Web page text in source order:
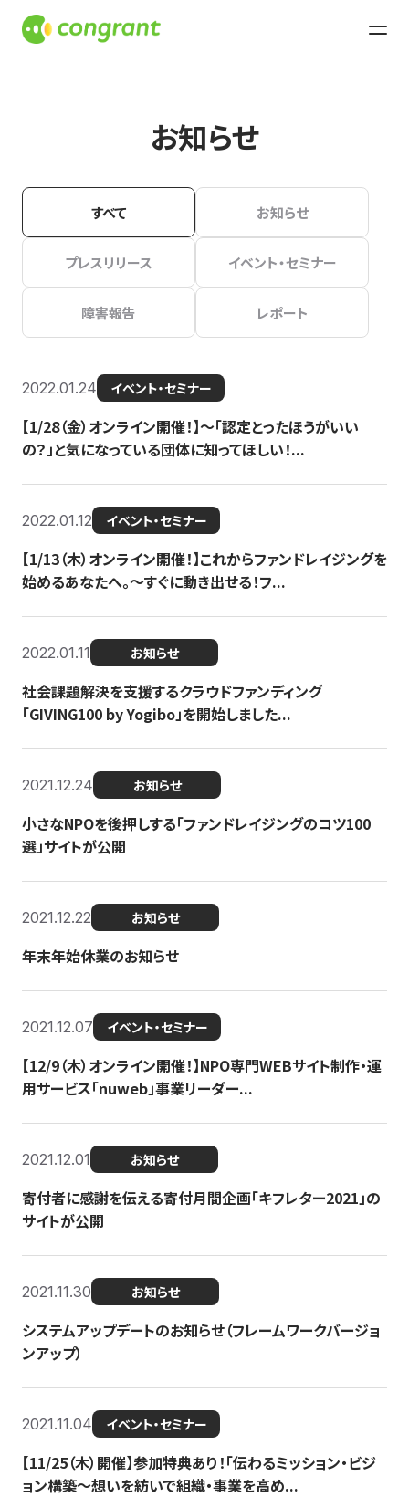
お知らせ
すべて お知らせ
プレスリリース イベント・セミナー
障害報告 レポート
2022.01.24 イベント・セミナー
【1/28（金）オンライン開催！】〜「認定とったほうがいい
の？」と気になっている団体に知ってほしい！...
2022.01.12 イベント・セミナー
【1/13（木）オンライン開催！】これからファンドレイジングを
始めるあなたへ。〜すぐに動き出せる！フ...
2022.01.11 お知らせ
社会課題解決を支援するクラウドファンディング
「GIVING100 by Yogibo」を開始しました...
2021.12.24 お知らせ
小さなNPOを後押しする「ファンドレイジングのコツ100
選」サイトが公開
2021.12.22 お知らせ
年末年始休業のお知らせ
2021.12.07 イベント・セミナー
【12/9（木）オンライン開催！】NPO専門WEBサイト制作・運
用サービス「nuweb」事業リーダー...
2021.12.01 お知らせ
寄付者に感謝を伝える寄付月間企画「キフレター2021」の
サイトが公開
2021.11.30 お知らせ
システムアップデートのお知らせ（フレームワークバージョ
ンアップ）
2021.11.04 イベント・セミナー
【11/25（木）開催】参加特典あり！「伝わるミッション・ビジ
ョン構築〜想いを紡いで組織・事業を高め...